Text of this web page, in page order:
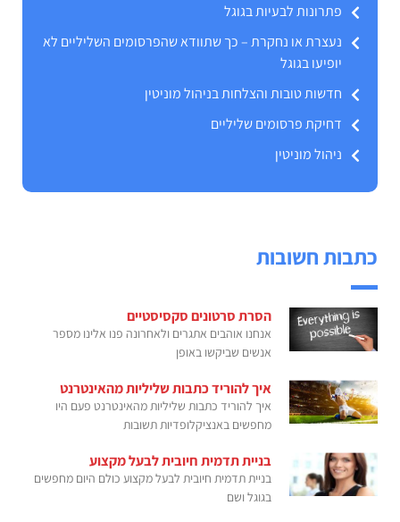
פתרונות לבעיות בגוגל
נעצרת או נחקרת – כך שתוודא שהפרסומים השליליים לא
יופיעו בגוגל
חדשות טובות והצלחות בניהול מוניטין
דחיקת פרסומים שליליים
ניהול מוניטין
כתבות חשובות
הסרת סרטונים סקסיסטיים
אנחנו אוהבים אתגרים ולאחרונה פנו אלינו מספר
אנשים שביקשו באופן
איך להוריד כתבות שליליות מהאינטרנט
איך להוריד כתבות שליליות מהאינטרנט פעם היו
מחפשים באנציקלופדיות תשובות
בניית תדמית חיובית לבעל מקצוע
בניית תדמית חיובית לבעל מקצוע כולם היום מחפשים
בגוגל ושם